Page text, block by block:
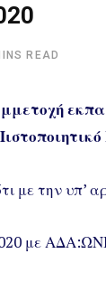
READ
με την υπ’
με